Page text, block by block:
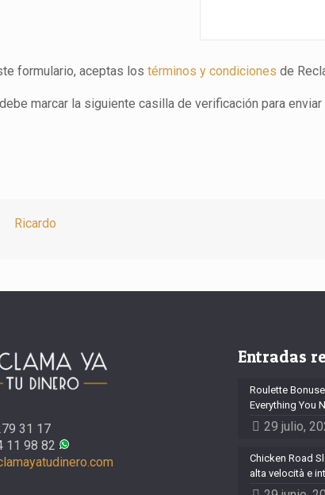
formulario, aceptas lostérminos y condiciones de
marcar la siguiente casilla de verificación para enviar
Ricardo
31 17
11 98 82
Entradas
Roulette
Everything You
29 julio,
Chicken Road
alta velocità e